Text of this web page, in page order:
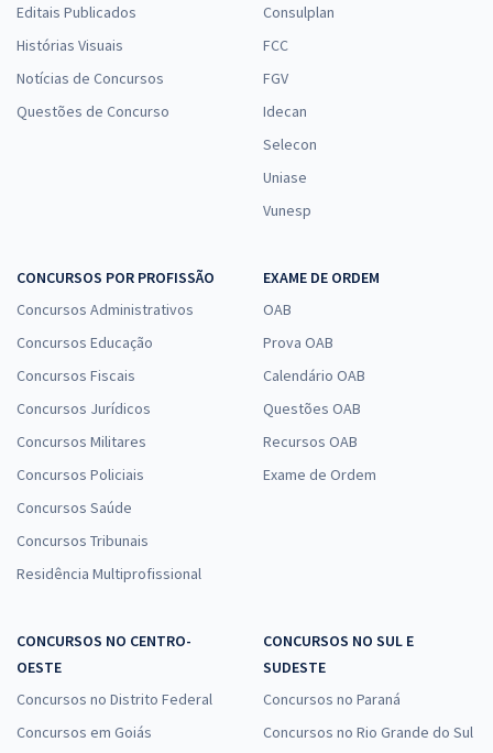
Editais Publicados
Histórias Visuais
Notícias de Concursos
Questões de Concurso
Consulplan
FCC
FGV
Idecan
Selecon
Uniase
Vunesp
CONCURSOS POR PROFISSÃO
Concursos Administrativos
Concursos Educação
Concursos Fiscais
Concursos Jurídicos
Concursos Militares
Concursos Policiais
Concursos Saúde
Concursos Tribunais
Residência Multiprofissional
EXAME DE ORDEM
OAB
Prova OAB
Calendário OAB
Questões OAB
Recursos OAB
Exame de Ordem
CONCURSOS NO CENTRO-
OESTE
Concursos no Distrito Federal
Concursos em Goiás
CONCURSOS NO SUL E
SUDESTE
Concursos no Paraná
Concursos no Rio Grande do Sul